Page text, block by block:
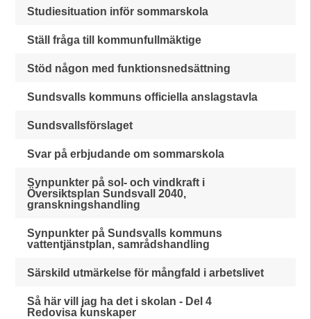
Studiesituation inför sommarskola
Ställ fråga till kommunfullmäktige
Stöd någon med funktionsnedsättning
Sundsvalls kommuns officiella anslagstavla
Sundsvallsförslaget
Svar på erbjudande om sommarskola
Synpunkter på sol- och vindkraft i
Översiktsplan Sundsvall 2040,
granskningshandling
Synpunkter på Sundsvalls kommuns
vattentjänstplan, samrådshandling
Särskild utmärkelse för mångfald i arbetslivet
Så här vill jag ha det i skolan - Del 4
Redovisa kunskaper